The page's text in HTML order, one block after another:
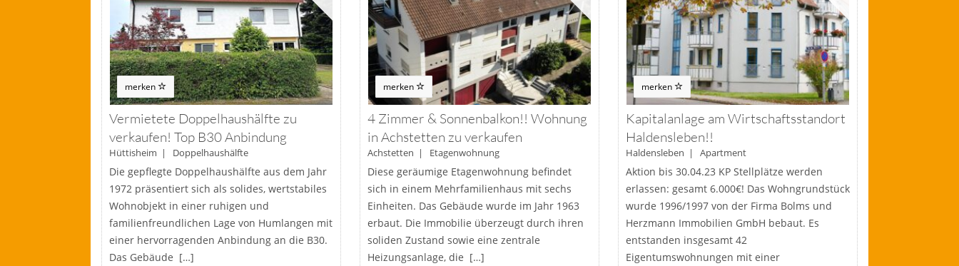
merken
Vermietete Doppelhaushälfte zu
verkaufen! Top B30 Anbindung
Hüttisheim | Doppelhaushälfte
Die gepflegte Doppelhaushälfte aus dem Jahr
1972 präsentiert sich als solides, wertstabiles
Wohnobjekt in einer ruhigen und
familienfreundlichen Lage von Humlangen mit
einer hervorragenden Anbindung an die B30.
Das Gebäude […]
merken
4 Zimmer & Sonnenbalkon!! Wohnung
in Achstetten zu verkaufen
Achstetten | Etagenwohnung
Diese geräumige Etagenwohnung befindet
sich in einem Mehrfamilienhaus mit sechs
Einheiten. Das Gebäude wurde im Jahr 1963
erbaut. Die Immobilie überzeugt durch ihren
soliden Zustand sowie eine zentrale
Heizungsanlage, die […]
merken
Kapitalanlage am Wirtschaftsstandort
Haldensleben!!
Haldensleben | Apartment
Aktion bis 30.04.23 KP Stellplätze werden
erlassen: gesamt 6.000€! Das Wohngrundstück
wurde 1996/1997 von der Firma Bolms und
Herzmann Immobilien GmbH bebaut. Es
entstanden insgesamt 42
Eigentumswohnungen mit einer